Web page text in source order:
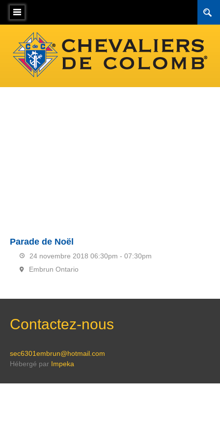
Parade de Noël
24 novembre 2018 06:30pm - 07:30pm
Embrun Ontario
Contactez-nous
sec6301embrun@hotmail.com
Hébergé par Impeka